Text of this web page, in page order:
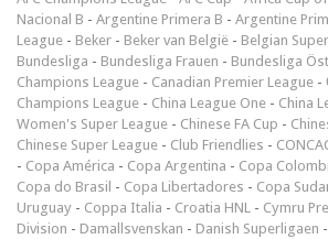
Nacional B - Argentine Primera B - Argentine
League - Beker - Beker van België - Belgian
Bundesliga - Bundesliga Frauen - Bundesliga
Champions League - Canadian Premier League -
Champions League - China League One - China
Women's Super League - Chinese FA Cup -
Chinese Super League - Club Friendlies -
- Copa América - Copa Argentina - Copa
Copa do Brasil - Copa Libertadores - Copa
Uruguay - Coppa Italia - Croatia HNL - Cymru
Division - Damallsvenskan - Danish Superligaen -